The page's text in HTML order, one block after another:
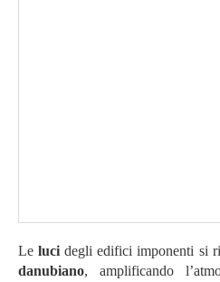
Leluci degli edifici imponenti si
danubiano, amplificando